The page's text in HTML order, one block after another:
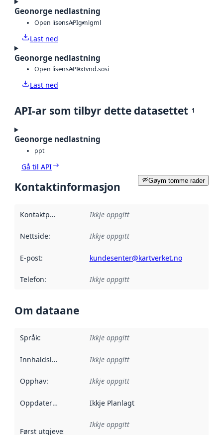
Geonorge nedlastning
Open lisensAPIgmlgml
Last ned
Geonorge nedlastning
Open lisensAPItxtvnd.sosi
Last ned
API-ar som tilbyr dette datasettet 1
Geonorge nedlastning
ppt
Gå til API
Gøym tomme rader
Kontaktinformasjon
Kontaktpunkt Ikkje oppgitt
Nettside: Ikkje oppgitt
E-post: kundesenter@kartverket.no
Telefon: Ikkje oppgitt
Om dataane
Språk: Ikkje oppgitt
Innhaldsleverandørar :
Ikkje oppgitt
Opphav: Ikkje oppgitt
Oppdateringsfrekvens :
Ikkje Planlagt
Først utgjeve: Denne datoen seier når dataa i dette
Ikkje oppgitt